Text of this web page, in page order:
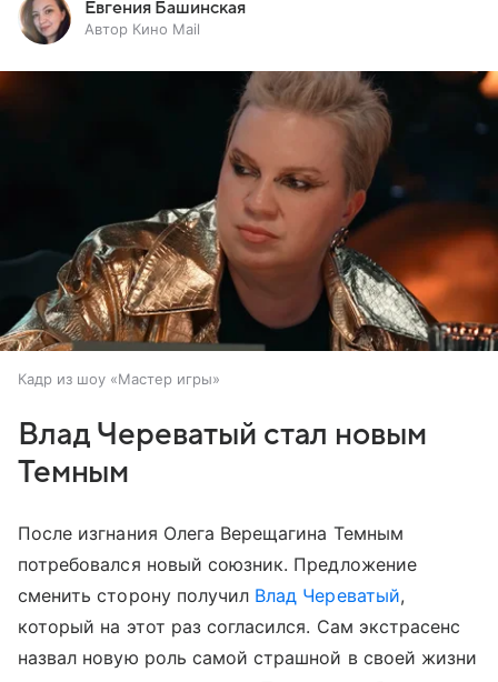
Евгения Башинская
Автор Кино Mail
Кадр из шоу «Мастер игры»
Влад Череватый стал новым
Темным
После изгнания Олега Верещагина Темным
потребовался новый союзник. Предложение
сменить сторону получил Влад Череватый,
который на этот раз согласился. Сам экстрасенс
назвал новую роль самой страшной в своей жизни